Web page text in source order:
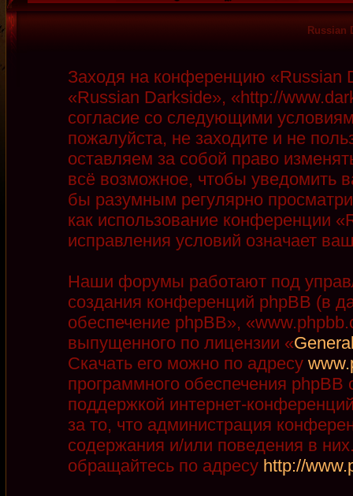
Russian
Заходя на конференцию
«Russian Darkside», «http://
согласие со следующими
пожалуйста, не заходите и не
оставляем за собой право
всё возможное, чтобы уведомить
бы разумным регулярно
как использование конференции
исправления условий означает
Наши форумы работают под
создания конференций phpBB (в
обеспечение phpBB»,
выпущенного по лицензии «
Скачать его можно по адресу
программного обеспечения phpBB
поддержкой интернет-
за то, что администрация
содержания и/или поведения в
обращайтесь по адресу http://